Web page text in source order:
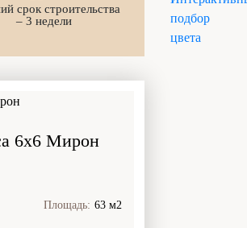
срок строительства
– 3 недели
6x6 Мирон
Площадь: 63 м2